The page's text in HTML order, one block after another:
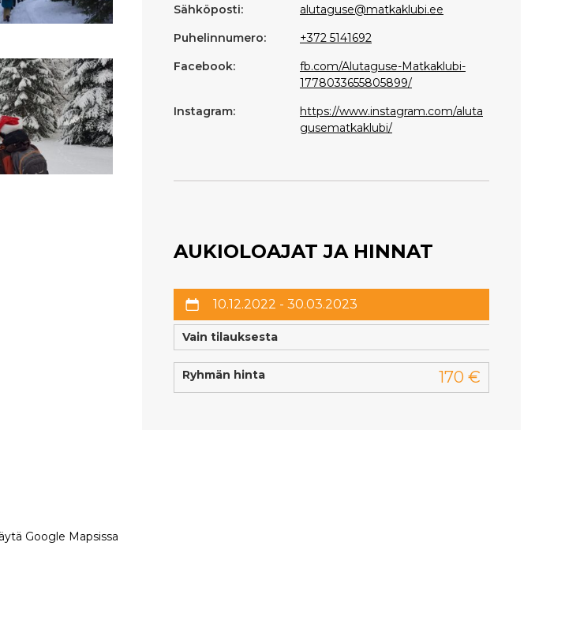
Google Mapsissa
Sähköposti:
alutaguse@matkaklubi.ee
Puhelinnumero:
+372 5141692
Facebook:
fb.com/Alutaguse-Matkaklubi-
1778033655805899/
Instagram:
https://www.instagram.com/aluta
gusematkaklubi/
AUKIOLOAJAT JA HINNAT
10.12.2022 - 30.03.2023
Vain tilauksesta
Ryhmän hinta 170 €